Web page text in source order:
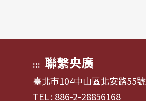
::: 聯繫央廣
臺北市104中山區北安路55號
TEL : 886-2-28856168